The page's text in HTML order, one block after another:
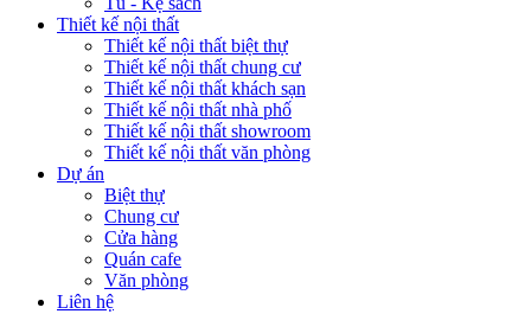
Thiết kế nội thất
Thiết kế nội thất biệt thự
Thiết kế nội thất chung cư
Thiết kế nội thất khách sạn
Thiết kế nội thất nhà phố
Thiết kế nội thất showroom
Thiết kế nội thất văn phòng
Dự án
Biệt thự
Chung cư
Cửa hàng
Quán cafe
Văn phòng
Liên hệ